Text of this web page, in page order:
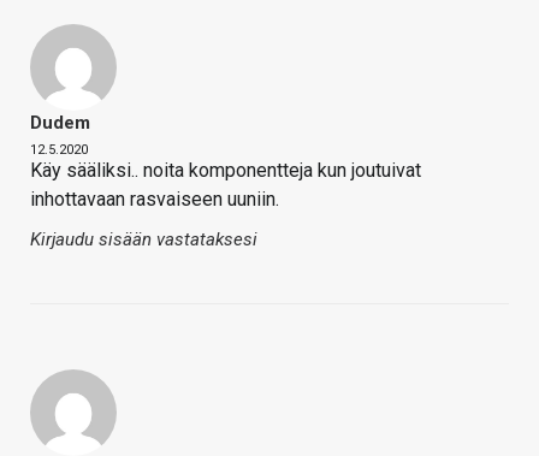
Dudem
12.5.2020
Käy sääliksi.. noita komponentteja kun joutuivat
inhottavaan rasvaiseen uuniin.
Kirjaudu sisään vastataksesi